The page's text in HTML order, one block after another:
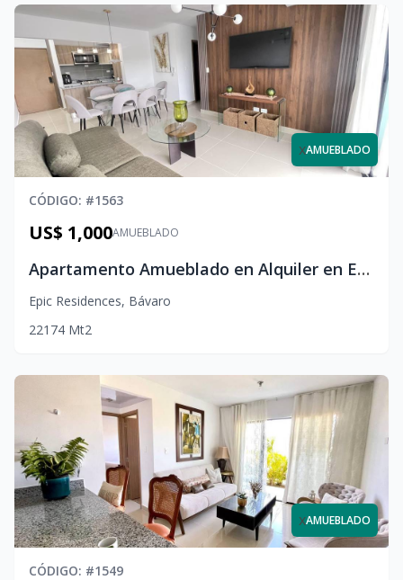
xAMUEBLADO
CÓDIGO: #1563
AMUEBLADO
US$ 1,000
Apartamento Amueblado en Alquiler en Epic Punta Cana – 2 Habitaciones
Epic Residences, Bávaro
221 74 Mt2
xAMUEBLADO
CÓDIGO: #1549